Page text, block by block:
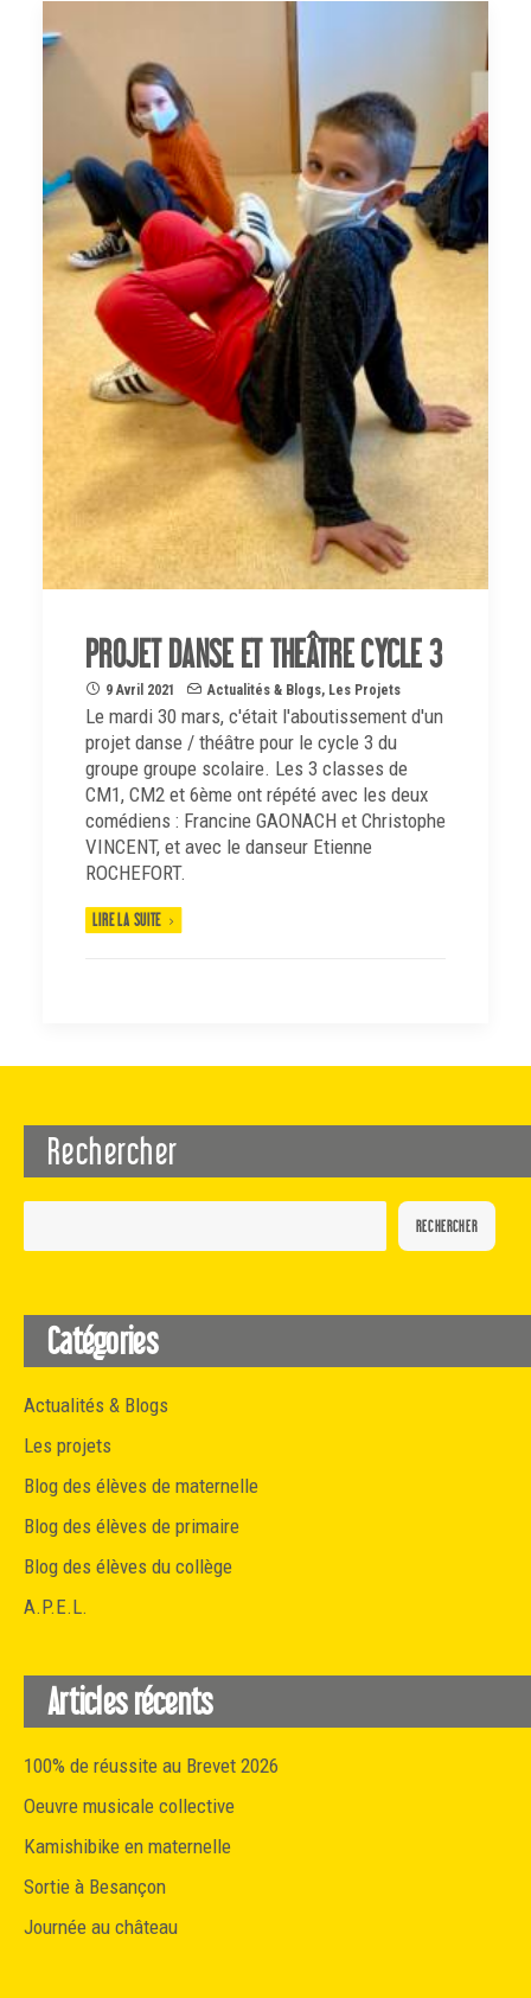
PROJET DANSE ET THEÂTRE CYCLE 3
9 Avril 2021 Actualités & Blogs, Les Projets
Le mardi 30 mars, c'était l'aboutissement d'un
projet danse / théâtre pour le cycle 3 du
groupe groupe scolaire. Les 3 classes de
CM1, CM2 et 6ème ont répété avec les deux
comédiens : Francine GAONACH et Christophe
VINCENT, et avec le danseur Etienne
ROCHEFORT.
LIRE LA SUITE
Rechercher
RECHERCHER
Catégories
Actualités & Blogs
Les projets
Blog des élèves de maternelle
Blog des élèves de primaire
Blog des élèves du collège
A.P.E.L.
Articles récents
100% de réussite au Brevet 2026
Oeuvre musicale collective
Kamishibike en maternelle
Sortie à Besançon
Journée au château